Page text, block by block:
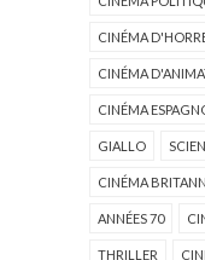
CINÉMA
CINÉMA
CINÉMA
GIALLO
CINÉMA
ANNÉES 70
THRILLER